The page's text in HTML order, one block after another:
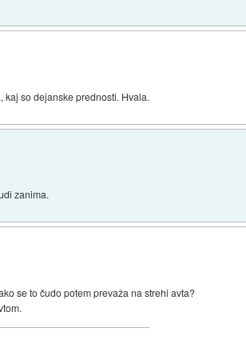
so dejanske prednosti. Hvala.
zanima.
se to čudo potem prevaža na strehi avta?